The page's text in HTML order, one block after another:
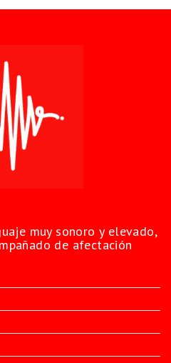
muy sonoro y elevado,
de afectación